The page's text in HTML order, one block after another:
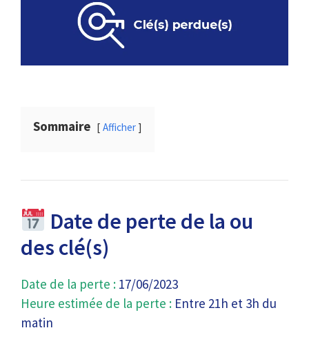
Sommaire Afficher
Date de perte de la ou
des clé(s)
Date de la perte : 17/06/2023
Heure estimée de la perte : Entre 21h et 3h du
matin